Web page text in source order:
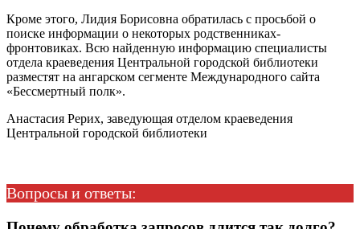
Кроме этого, Лидия Борисовна обратилась с просьбой о
поиске информации о некоторых родственниках-
фронтовиках. Всю найденную информацию специалисты
отдела краеведения Центральной городской библиотеки
разместят на ангарском сегменте Международного сайта
«Бессмертный полк».
Анастасия Рерих, заведующая отделом краеведения
Центральной городской библиотеки
Вопросы и ответы: